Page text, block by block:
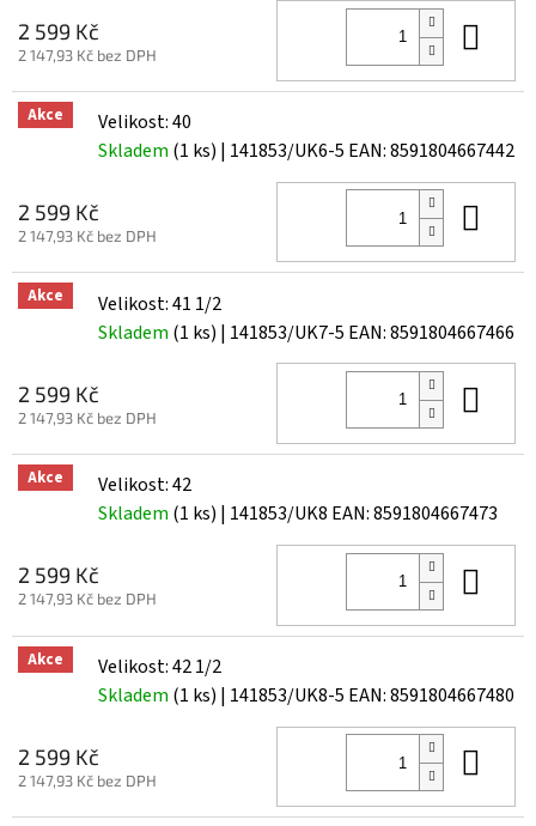
2 599 Kč
2 147,93 Kč bez DPH
Akce
Velikost: 40
Skladem (1 ks) | 141853/UK6-5 EAN:8591804667442
2 599 Kč
2 147,93 Kč bez DPH
Akce
Velikost: 41 1/2
Skladem (1 ks) | 141853/UK7-5 EAN:8591804667466
2 599 Kč
2 147,93 Kč bez DPH
Akce
Velikost: 42
Skladem (1 ks) | 141853/UK8 EAN:8591804667473
2 599 Kč
2 147,93 Kč bez DPH
Akce
Velikost: 42 1/2
Skladem (1 ks) | 141853/UK8-5 EAN:8591804667480
2 599 Kč
2 147,93 Kč bez DPH